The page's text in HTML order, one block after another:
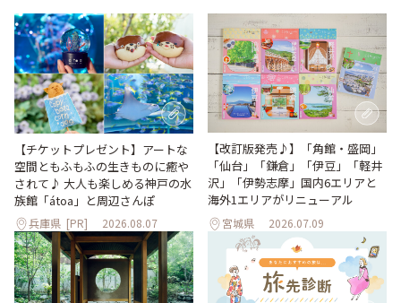
【チケットプレゼント】アートな
空間ともふもふの生きものに癒や
されて♪ 大人も楽しめる神戸の水
族館「átoa」と周辺さんぽ
兵庫県 [PR] 2026.08.07
【改訂版発売♪】「角館・盛岡」
「仙台」「鎌倉」「伊豆」「軽井
沢」「伊勢志摩」国内6エリアと
海外1エリアがリニューアル
宮城県 2026.07.09